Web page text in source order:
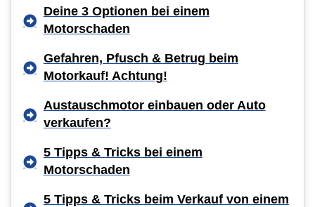
Deine 3 Optionen bei einem
Motorschaden
Gefahren, Pfusch & Betrug beim
Motorkauf! Achtung!
Austauschmotor einbauen oder Auto
verkaufen?
5 Tipps & Tricks bei einem
Motorschaden
5 Tipps & Tricks beim Verkauf von einem